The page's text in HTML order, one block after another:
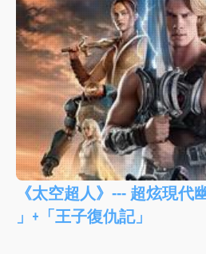
《太空超人》--- 超炫現代
」+「王子復仇記」